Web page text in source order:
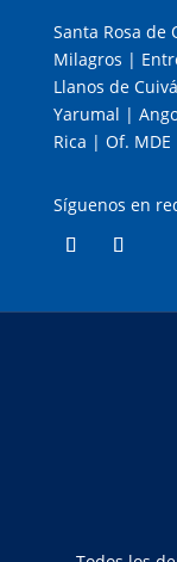
Santa Rosa de
Milagros |
Llanos de
Yarumal |
Rica | Of. MDE
Síguenos en